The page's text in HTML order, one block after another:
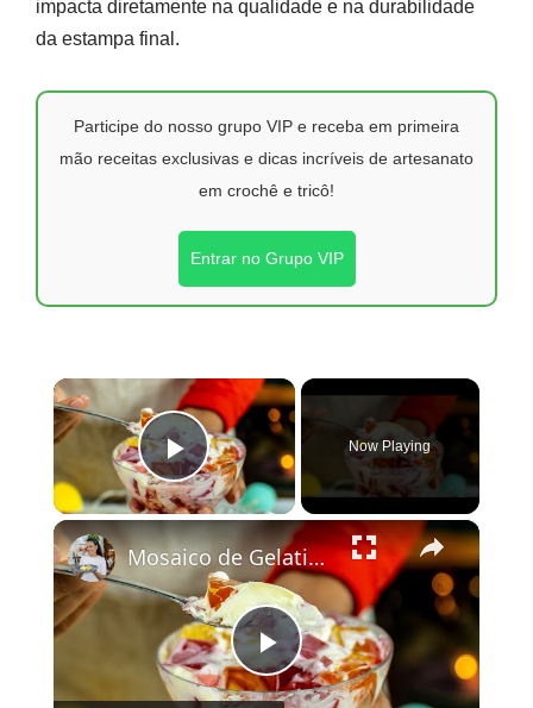
impacta diretamente na qualidade e na durabilidade
da estampa final.
Participe do nosso grupo VIP e receba em primeira
mão receitas exclusivas e dicas incríveis de artesanato
em crochê e tricô!
Entrar no Grupo VIP
×
Play Video
Now Playing
×
Play
Mosaico de Gelatina: Receita Fácil, Cremosa e Colorida